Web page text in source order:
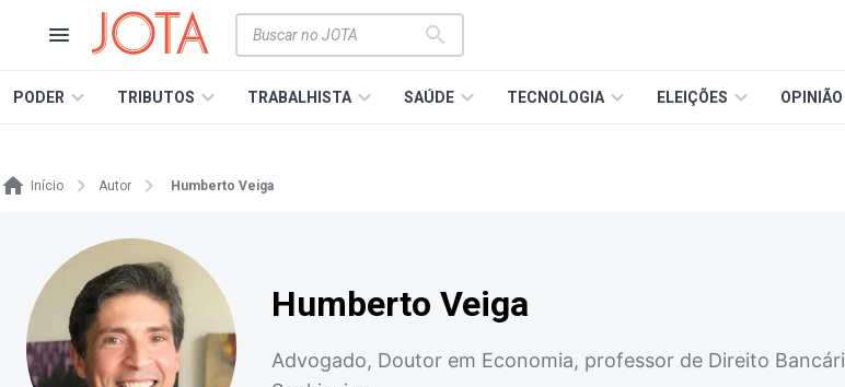
PODER TRIBUTOS TRABALHISTA SAÚDE TECNOLOGIA ELEIÇÕES
Início Autor Humberto Veiga
Humberto Veiga
Advogado, Doutor em Economia, professor de Direito